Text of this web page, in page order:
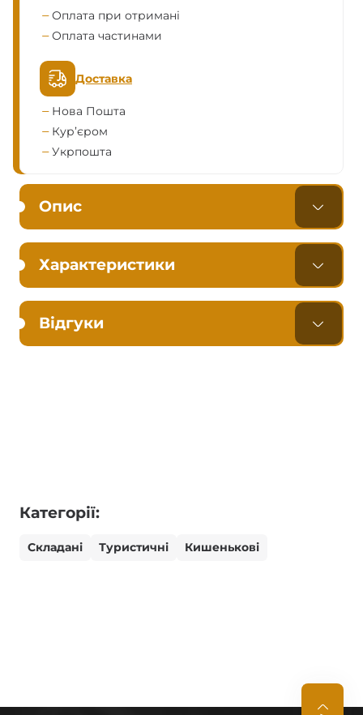
Оплата при отримані
Оплата частинами
Доставка
Нова Пошта
Кур’єром
Укрпошта
Опис
Характеристики
Відгуки
Категорії:
Складані Туристичні Кишенькові